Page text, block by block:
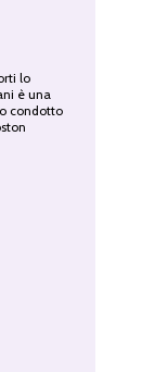
lo
è una
condotto